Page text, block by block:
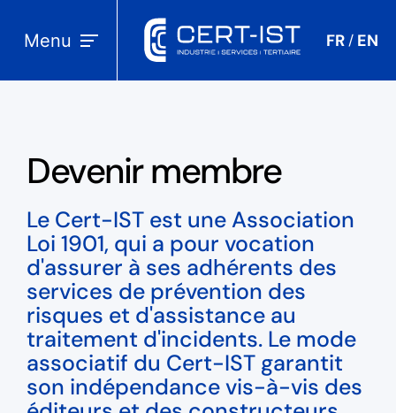
Menu FR / EN
Devenir membre
Le Cert-IST est une Association
Loi 1901, qui a pour vocation
d'assurer à ses adhérents des
services de prévention des
risques et d'assistance au
traitement d'incidents. Le mode
associatif du Cert-IST garantit
son indépendance vis-à-vis des